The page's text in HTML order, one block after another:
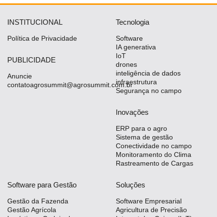
INSTITUCIONAL
Política de Privacidade
PUBLICIDADE
Anuncie
contatoagrosummit@agrosummit.com.br
Tecnologia
Software
IA generativa
IoT
drones
inteligência de dados
infraestrutura
Segurança no campo
Inovações
ERP para o agro
Sistema de gestão
Conectividade no campo
Monitoramento do Clima
Rastreamento de Cargas
Software para Gestão
Gestão da Fazenda
Gestão Agrícola
Soluções
Software Empresarial
Agricultura de Precisão